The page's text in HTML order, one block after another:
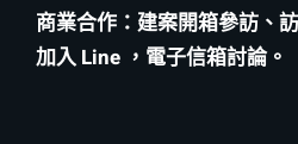
商業合作 ：建案開箱參訪、
加入 Line ，電子信箱討論。